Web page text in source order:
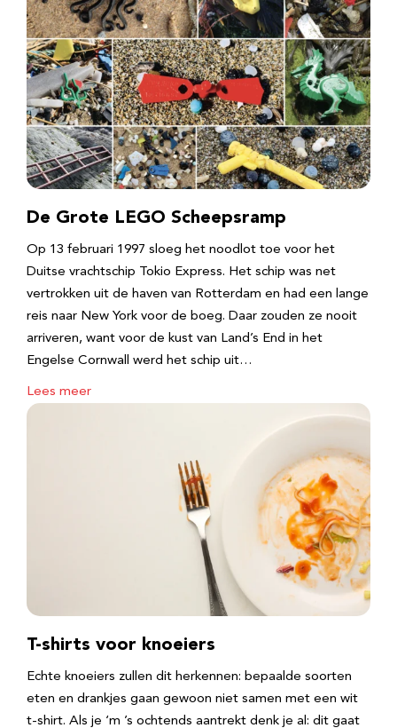
De Grote LEGO Scheepsramp
Op 13 februari 1997 sloeg het noodlot toe voor het
Duitse vrachtschip Tokio Express. Het schip was net
vertrokken uit de haven van Rotterdam en had een lange
reis naar New York voor de boeg. Daar zouden ze nooit
arriveren, want voor de kust van Land’s End in het
Engelse Cornwall werd het schip uit…
Lees meer
T-shirts voor knoeiers
Echte knoeiers zullen dit herkennen: bepaalde soorten
eten en drankjes gaan gewoon niet samen met een wit
t-shirt. Als je ‘m ’s ochtends aantrekt denk je al: dit gaat